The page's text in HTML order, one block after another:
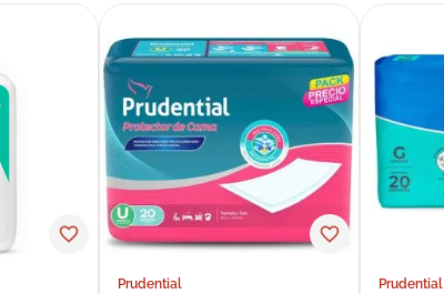
Prudential Prudential